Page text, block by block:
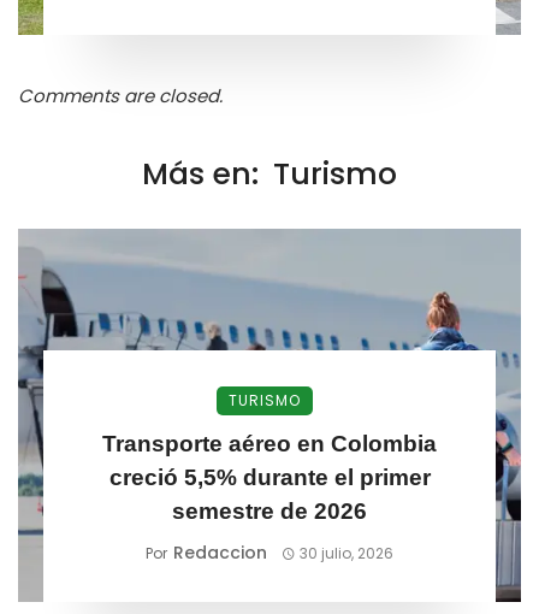
Comments are closed.
Más en: Turismo
TURISMO
Transporte aéreo en Colombia
creció 5,5% durante el primer
semestre de 2026
Por Redaccion 30 julio, 2026